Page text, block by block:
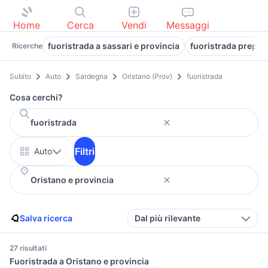
Home Cerca Vendi Messaggi
Ricerche fuoristrada a sassari e provincia fuoristrada
Subito Auto Sardegna Oristano (Prov) fuoristrada
Cosa cerchi?
Auto Filtri
Salva ricerca Dal più rilevante
27 risultati
Fuoristrada a Oristano e provincia